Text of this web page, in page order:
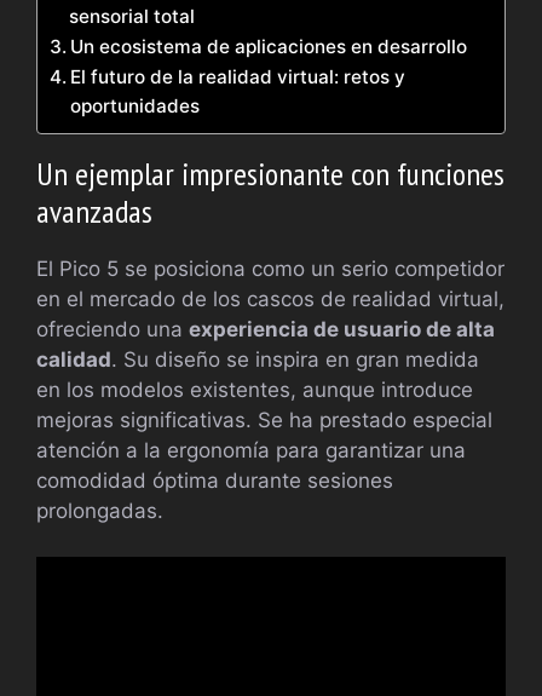
sensorial total
Un ecosistema de aplicaciones en desarrollo
El futuro de la realidad virtual: retos y
oportunidades
Un ejemplar impresionante con funciones
avanzadas
El Pico 5 se posiciona como un serio competidor
en el mercado de los cascos de realidad virtual,
ofreciendo una experiencia de usuario de alta
calidad. Su diseño se inspira en gran medida
en los modelos existentes, aunque introduce
mejoras significativas. Se ha prestado especial
atención a la ergonomía para garantizar una
comodidad óptima durante sesiones
prolongadas.